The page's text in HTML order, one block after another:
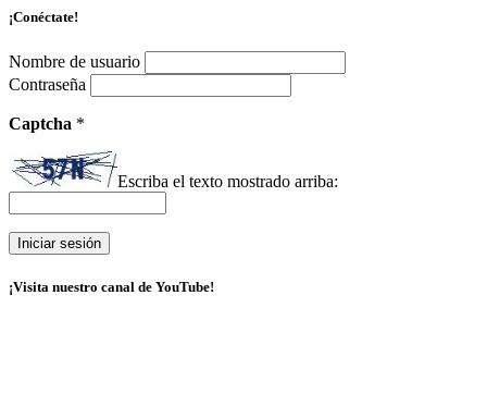
¡Conéctate!
Nombre de usuario
Contraseña
Captcha *
Escriba el texto mostrado arriba:
¡Visita nuestro canal de YouTube!